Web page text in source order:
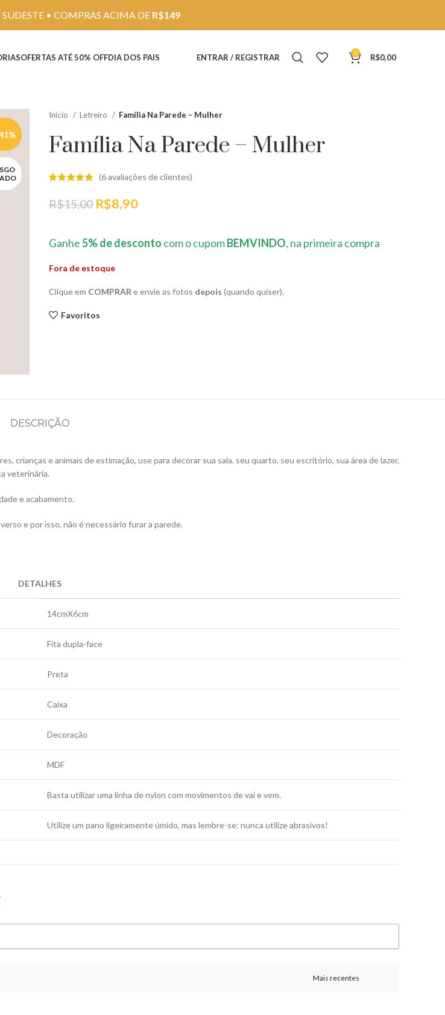
OFERTAS ATÉ 50% OFFDIA DOS PAIS ENTRAR / REGISTRAR 0 R$0,00
Início Letreiro Família Na Parede – Mulher
Família Na Parede – Mulher
(6avaliações de clientes)
R$15,00 O
original
era:
R$15,00.
R$8,90O
é:
Ganhe5% de desconto com o cupomBEMVINDO, na primeira compra
Fora de estoque
Clique em COMPRARe envie as fotos depois (quando quiser).
Favoritos
DESCRIÇÃO
crianças e animais de estimação, use para decorar sua sala, seu quarto, seu escritório, sua área de lazer,
veterinária.
e acabamento.
e por isso, não é necessário furar a parede.
DETALHES
14cmX6cm
Fita dupla-face
Preta
Caixa
Decoração
MDF
Basta utilizar uma linha de nylon com movimentos de vai e vem.
Utilize um pano ligeiramente úmido, mas lembre-se: nunca utilize abrasivos!
SUDESTE • COMPRAS ACIMA DE R$149